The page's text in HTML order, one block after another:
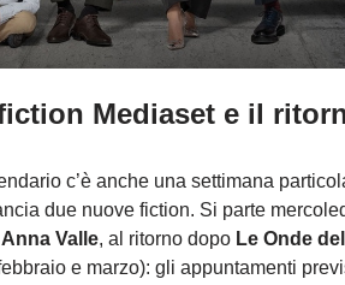
Mediaset e il
c’è anche una settimana
due nuove fiction. Si parte
Anna Valle, al ritorno dopo Le Onde
e marzo): gli appuntamenti